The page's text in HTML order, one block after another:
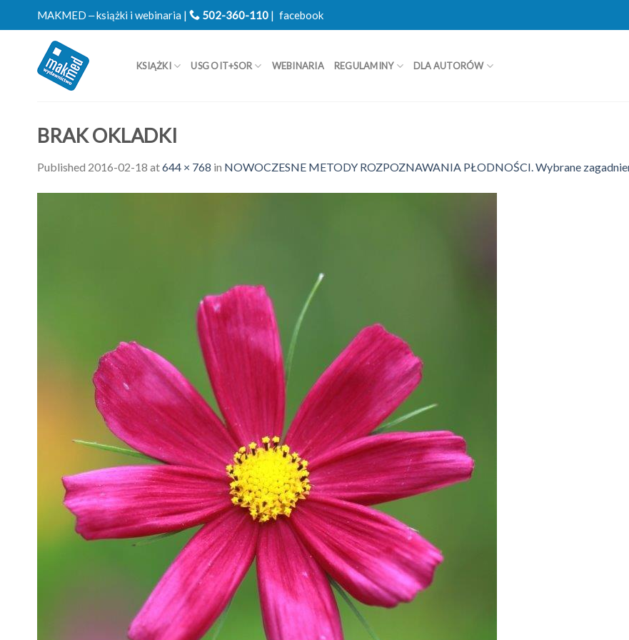
MAKMED ‒ książki i webinaria | 502-360-110 | facebook
KSIĄŻKI USG OIT+SOR WEBINARIA REGULAMINY DLA AUTORÓW
BRAK OKLADKI
Published 2016-02-18 at644 × 768 in NOWOCZESNE METODY ROZPOZNAWANIA PŁODNOŚCI. Wybrane